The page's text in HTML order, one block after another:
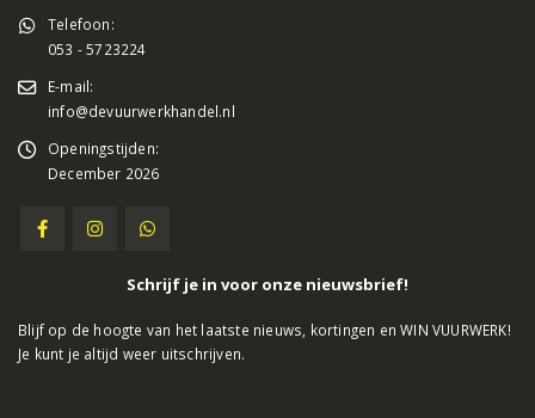
Telefoon:
053 - 5723224
E-mail:
info@devuurwerkhandel.nl
Openingstijden:
December 2026
Schrijf je in voor onze nieuwsbrief!
Blijf op de hoogte van het laatste nieuws, kortingen en WIN VUURWERK!
Je kunt je altijd weer uitschrijven.